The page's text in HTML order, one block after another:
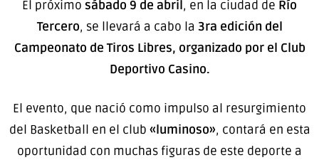
El próximo sábado 9 de abril, en la ciudad de Río
Tercero, se llevará a cabo la 3ra edición del
Campeonato de Tiros Libres, organizado por el Club
Deportivo Casino.
El evento, que nació como impulso al resurgimiento
del Basketball en el club «luminoso», contará en esta
oportunidad con muchas figuras de este deporte a